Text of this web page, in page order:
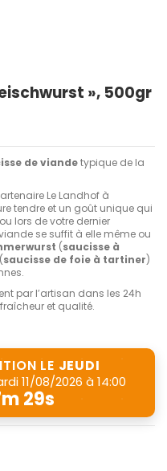
», 500gr
de viandetypique de la
Le Landhof à
tendre et un goût unique qui
lors de votre dernier
se suffit à elle même ou
(saucisse à
(saucisse de foie à tartiner)
par l’artisan dans les 24h
et qualité.
LE JEUDI
11/08/2026 à 14:00
28s